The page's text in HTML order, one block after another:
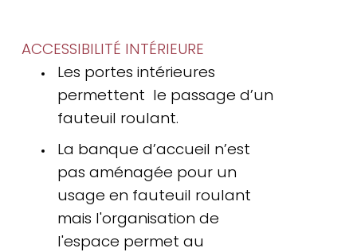
ACCESSIBILITÉ INTÉRIEURE
Les portes intérieures
permettent le passage d’un
fauteuil roulant.
La banque d’accueil n’est
pas aménagée pour un
usage en fauteuil roulant
mais l'organisation de
l'espace permet au